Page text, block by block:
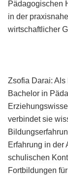
Pädagogischen
in der
wirtschaftlicher
Zsofia Darai:
Bachelor in
verbindet sie
Erfahrung in der
schulischen
Fortbildungen